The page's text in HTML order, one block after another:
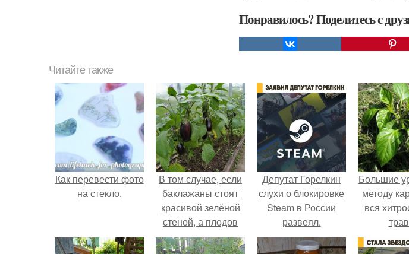
Понравилось? Поделитесь с
Читайте также
Как перевести фото
на стекло.
В том случае, если
баклажаны стоят
красивой зелёной
стеной, а плодов
почти не видно -
радоваться тут
Депутат Горелкин
слухи о блокировке
Steam в России
развеял.
Большие
методу
вся